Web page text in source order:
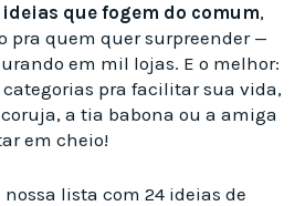
que fogem do comum,
pra quem quer surpreender —
em mil lojas. E o melhor:
pra facilitar sua vida,
a tia babona ou a amiga
em cheio!
nossa lista com 24 ideias de